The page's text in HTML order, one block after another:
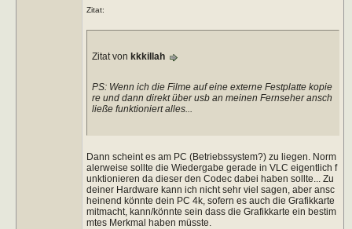
Zitat:
Zitat von kkkillah
PS: Wenn ich die Filme auf eine externe Festplatte kopie
re und dann direkt über usb an meinen Fernseher ansch
ließe funktioniert alles...
Dann scheint es am PC (Betriebssystem?) zu liegen. Norm
alerweise sollte die Wiedergabe gerade in VLC eigentlich f
unktionieren da dieser den Codec dabei haben sollte... Zu
deiner Hardware kann ich nicht sehr viel sagen, aber ansc
heinend könnte dein PC 4k, sofern es auch die Grafikkarte
mitmacht, kann/könnte sein dass die Grafikkarte ein bestim
mtes Merkmal haben müsste.